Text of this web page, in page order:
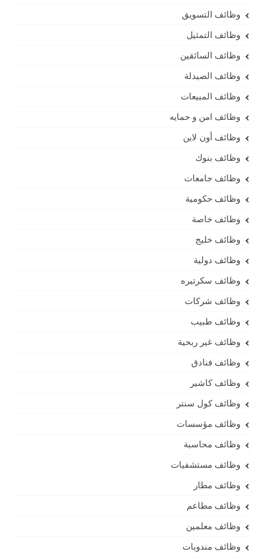
وظائف التسويق
وظائف التمثيل
وظائف السائقين
وظائف الصيدلة
وظائف المبيعات
وظائف امن و حمايه
وظائف أون لاين
وظائف بنوك
وظائف جامعات
وظائف حكومية
وظائف خاصة
وظائف خليج
وظائف دولية
وظائف سكرتيره
وظائف شركات
وظائف طبيب
وظائف غير ربحية
وظائف فنادق
وظائف كاشير
وظائف كول سنتر
وظائف مؤسسات
وظائف محاسبة
وظائف مستشفيات
وظائف مطار
وظائف مطاعم
وظائف معلمين
وظائف مندوبات